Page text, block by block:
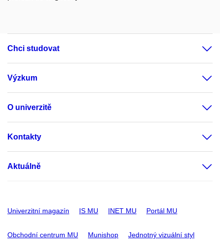
Chci studovat
Výzkum
O univerzitě
Kontakty
Aktuálně
Univerzitní magazín IS MU INET MU Portál MU
Obchodní centrum MU Munishop Jednotný vizuální styl